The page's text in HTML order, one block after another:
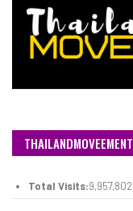
THAILANDMOVEEMENT
Total Visits:9,957,802